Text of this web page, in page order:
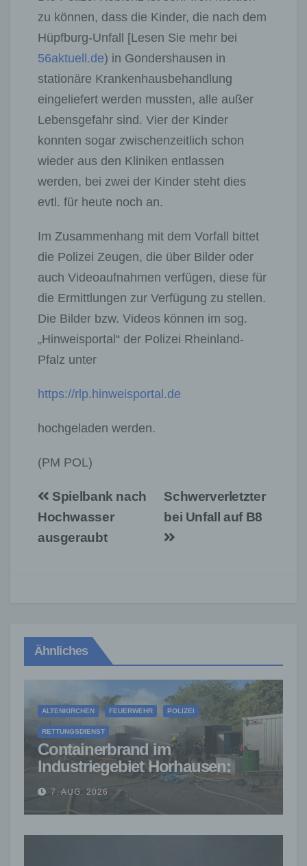
zu können, dass die Kinder, die nach dem
Hüpfburg-Unfall [Lesen Sie mehr bei
56aktuell.de) in Gondershausen in
stationäre Krankenhausbehandlung
eingeliefert werden mussten, alle außer
Lebensgefahr sind. Vier der Kinder
konnten sogar zwischenzeitlich schon
wieder aus den Kliniken entlassen
werden, bei zwei der Kinder steht dies
evtl. für heute noch an.
Im Zusammenhang mit dem Vorfall bittet
die Polizei Zeugen, die über Bilder oder
auch Videoaufnahmen verfügen, diese für
die Ermittlungen zur Verfügung zu stellen.
Die Bilder bzw. Videos können im sog.
„Hinweisportal“ der Polizei Rheinland-
Pfalz unter
https://rlp.hinweisportal.de
hochgeladen werden.
(PM POL)
Beitragsnavigation
Schwerverletzter
bei Unfall auf B8
Spielbank nach
Hochwasser
ausgeraubt
Ähnliches
ALTENKIRCHEN FEUERWEHR POLIZEI
RETTUNGSDIENST
Containerbrand im
Industriegebiet Horhausen:
Feuerwehr verhindert weitere
Ausbreitung
7. AUG. 2026